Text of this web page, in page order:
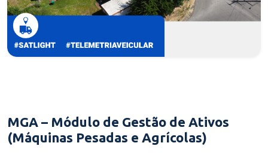
MGA – Módulo de Gestão de Ativos
(Máquinas Pesadas e Agrícolas)